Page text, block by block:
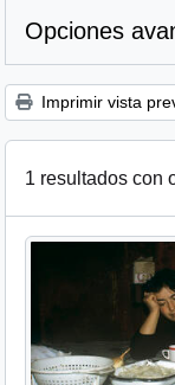
Opciones
Imprimir vista
1 resultados con